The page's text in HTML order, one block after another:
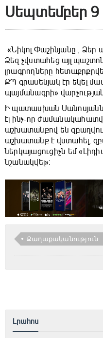
Սեպտեմբեր 9
«Նիկոլ Փաշինյանը , Ձեր
Ձեզ չվստահեց այլ
լրագրողները
ՔՊ գրասենյակ էր եկել
պայմանագրի»
Ի պատասխան Սանոսյանն
էլ ինչ-որ
աշխատանքով են
աշխատանք է վստահել,
ներկայացուցիչն եմ
նշանակվել»։
Քաղաքականություն
Լրահոս